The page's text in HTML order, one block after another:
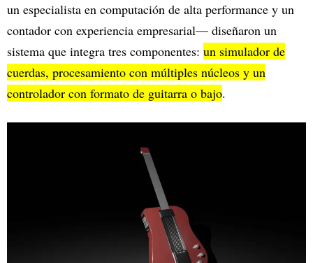
un especialista en computación de alta performance y un
contador con experiencia empresarial— diseñaron un
sistema que integra tres componentes: un simulador de
cuerdas, procesamiento con múltiples núcleos y un
controlador con formato de guitarra o bajo.